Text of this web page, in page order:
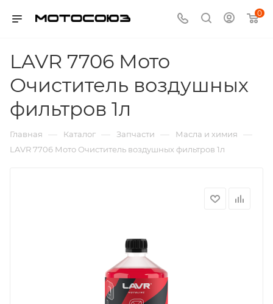
0
LAVR 7706 Мото
Очиститель воздушных
фильтров 1л
Главная — Каталог — Запчасти — Масла и химия —
LAVR 7706 Мото Очиститель воздушных фильтров 1л